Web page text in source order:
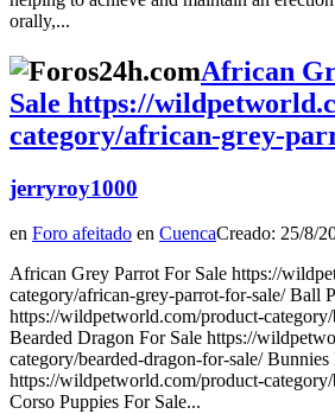
orally,...
African
Sale https://
category/african-grey-
jerryroy1000
en Foro afeitado en CuencaCreado: 25/8/
African Grey Parrot For Sale https://
category/african-grey-parrot-for-sale/ Ball
https://wildpetworld.com/product-
Bearded Dragon For Sale https://
category/bearded-dragon-for-sale/ Bunnies
https://wildpetworld.com/product-
Corso Puppies For Sale...